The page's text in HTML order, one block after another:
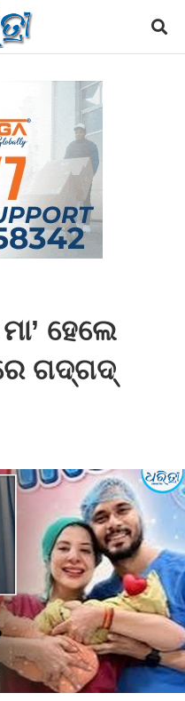
ହେଲେ
ଗଦ୍‌ଗଦ୍‌